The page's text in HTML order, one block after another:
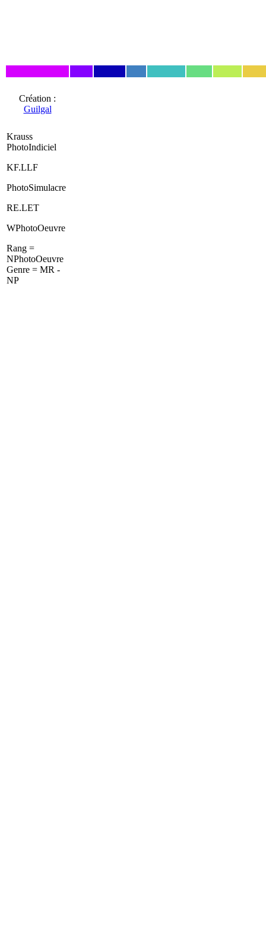
Création :
Guilgal
Krauss
PhotoIndiciel
KF.LLF
PhotoSimulacre
RE.LET
WPhotoOeuvre
Rang =
NPhotoOeuvre
Genre = MR -
NP